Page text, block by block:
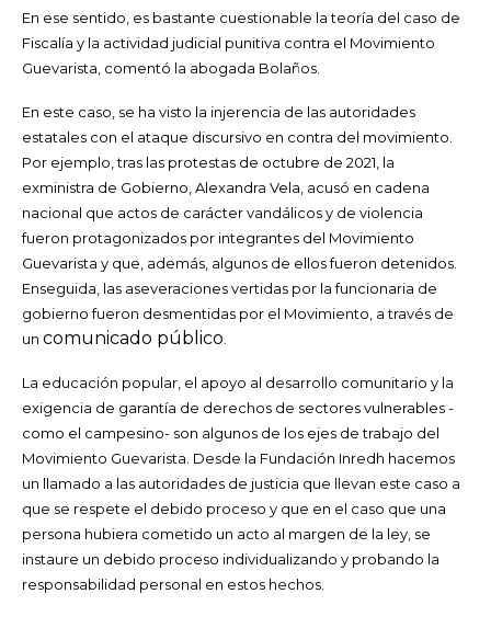
En ese sentido, es bastante cuestionable la teoría del caso de
Fiscalía y la actividad judicial punitiva contra el Movimiento
Guevarista, comentó la abogada Bolaños.
En este caso, se ha visto la injerencia de las autoridades
estatales con el ataque discursivo en contra del movimiento.
Por ejemplo, tras las protestas de octubre de 2021, la
exministra de Gobierno, Alexandra Vela, acusó en cadena
nacional que actos de carácter vandálicos y de violencia
fueron protagonizados por integrantes del Movimiento
Guevarista y que, además, algunos de ellos fueron detenidos.
Enseguida, las aseveraciones vertidas por la funcionaria de
gobierno fueron desmentidas por el Movimiento, a través de
un comunicado público.
La educación popular, el apoyo al desarrollo comunitario y la
exigencia de garantía de derechos de sectores vulnerables -
como el campesino- son algunos de los ejes de trabajo del
Movimiento Guevarista. Desde la Fundación Inredh hacemos
un llamado a las autoridades de justicia que llevan este caso a
que se respete el debido proceso y que en el caso que una
persona hubiera cometido un acto al margen de la ley, se
instaure un debido proceso individualizando y probando la
responsabilidad personal en estos hechos.